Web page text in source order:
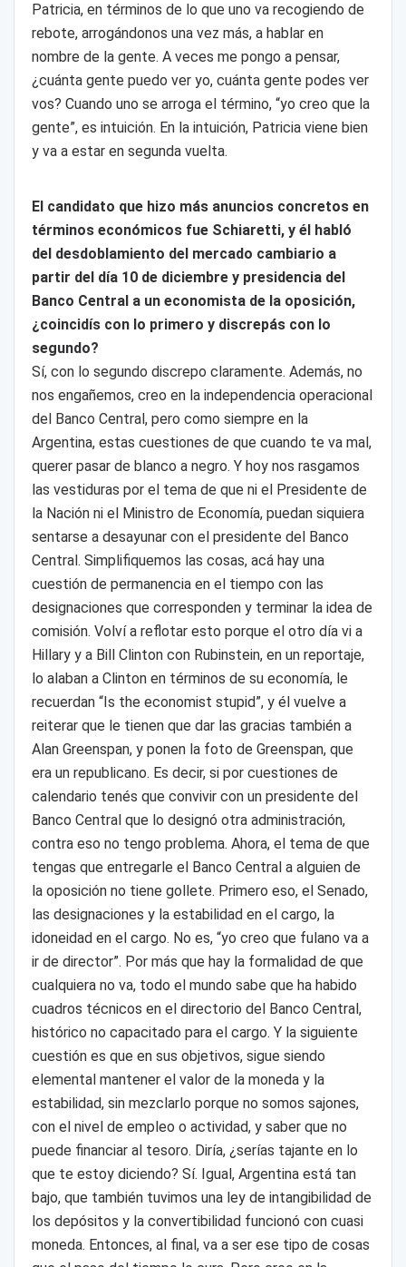
Patricia, en términos de lo que uno va recogiendo de
rebote, arrogándonos una vez más, a hablar en
nombre de la gente. A veces me pongo a pensar,
¿cuánta gente puedo ver yo, cuánta gente podes ver
vos? Cuando uno se arroga el término, “yo creo que la
gente”, es intuición. En la intuición, Patricia viene bien
y va a estar en segunda vuelta.
El candidato que hizo más anuncios concretos en
términos económicos fue Schiaretti, y él habló
del desdoblamiento del mercado cambiario a
partir del día 10 de diciembre y presidencia del
Banco Central a un economista de la oposición,
¿coincidís con lo primero y discrepás con lo
segundo?
Sí, con lo segundo discrepo claramente. Además, no
nos engañemos, creo en la independencia operacional
del Banco Central, pero como siempre en la
Argentina, estas cuestiones de que cuando te va mal,
querer pasar de blanco a negro. Y hoy nos rasgamos
las vestiduras por el tema de que ni el Presidente de
la Nación ni el Ministro de Economía, puedan siquiera
sentarse a desayunar con el presidente del Banco
Central. Simplifiquemos las cosas, acá hay una
cuestión de permanencia en el tiempo con las
designaciones que corresponden y terminar la idea de
comisión. Volví a reflotar esto porque el otro día vi a
Hillary y a Bill Clinton con Rubinstein, en un reportaje,
lo alaban a Clinton en términos de su economía, le
recuerdan “Is the economist stupid”, y él vuelve a
reiterar que le tienen que dar las gracias también a
Alan Greenspan, y ponen la foto de Greenspan, que
era un republicano. Es decir, si por cuestiones de
calendario tenés que convivir con un presidente del
Banco Central que lo designó otra administración,
contra eso no tengo problema. Ahora, el tema de que
tengas que entregarle el Banco Central a alguien de
la oposición no tiene gollete. Primero eso, el Senado,
las designaciones y la estabilidad en el cargo, la
idoneidad en el cargo. No es, “yo creo que fulano va a
ir de director”. Por más que hay la formalidad de que
cualquiera no va, todo el mundo sabe que ha habido
cuadros técnicos en el directorio del Banco Central,
histórico no capacitado para el cargo. Y la siguiente
cuestión es que en sus objetivos, sigue siendo
elemental mantener el valor de la moneda y la
estabilidad, sin mezclarlo porque no somos sajones,
con el nivel de empleo o actividad, y saber que no
puede financiar al tesoro. Diría, ¿serías tajante en lo
que te estoy diciendo? Sí. Igual, Argentina está tan
bajo, que también tuvimos una ley de intangibilidad de
los depósitos y la convertibilidad funcionó con cuasi
moneda. Entonces, al final, va a ser ese tipo de cosas